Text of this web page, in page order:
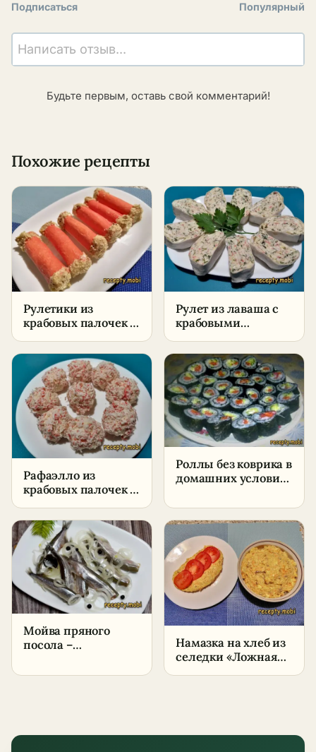
Подписаться Популярный
Написать отзыв...
Будьте первым, оставь свой комментарий!
Похожие рецепты
Рулетики из
крабовых палочек с
– пошаговый
рецепт
Рулет из лаваша с
крабовыми
пошаговый рецепт
Рафаэлло из
крабовых палочек и
рецепт
Роллы без коврика в
домашних условиях
Мойва пряного
посола –
в домашних
Намазка на хлеб из
селедки «Ложная